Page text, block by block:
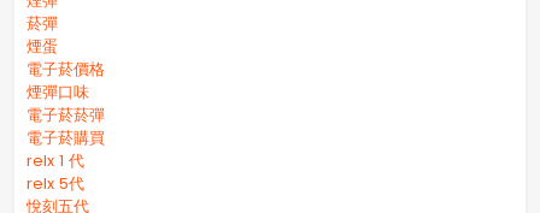
菸彈
煙蛋
電子菸價格
煙彈口味
電子菸菸彈
電子菸購買
relx 1 代
relx 5代
悅刻五代